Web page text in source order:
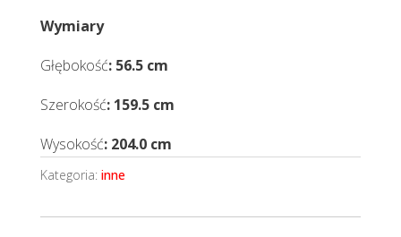
Wymiary
Głębokość: 56.5 cm
Szerokość: 159.5 cm
Wysokość: 204.0 cm
Kategoria: inne